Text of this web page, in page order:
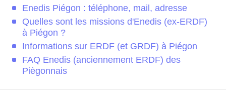
Enedis Piégon : téléphone, mail, adresse
Quelles sont les missions d'Enedis (ex-ERDF)
à Piégon ?
Informations sur ERDF (et GRDF) à Piégon
FAQ Enedis (anciennement ERDF) des
Piègonnais